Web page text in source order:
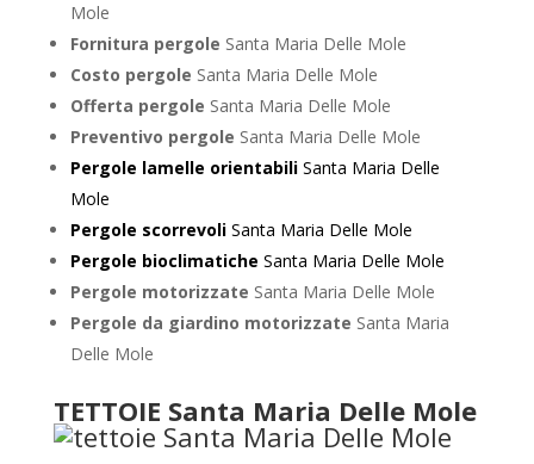
Mole
Fornitura pergole Santa Maria Delle Mole
Costo pergole Santa Maria Delle Mole
Offerta pergole Santa Maria Delle Mole
Preventivo pergole Santa Maria Delle Mole
Pergole lamelle orientabiliSanta Maria Delle
Mole
Pergole scorrevoliSanta Maria Delle Mole
Pergole bioclimatiche Santa Maria Delle Mole
Pergole motorizzate Santa Maria Delle Mole
Pergole da giardino motorizzate Santa Maria
Delle Mole
TETTOIE Santa Maria Delle Mole